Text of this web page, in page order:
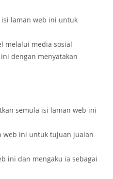
laman web ini untuk
melalui media sosial
dengan menyatakan
semula isi laman web ini
web ini untuk tujuan jualan
ini dan mengaku ia sebagai